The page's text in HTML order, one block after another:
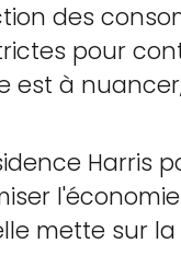
des
pour
est à
Harris
mette sur